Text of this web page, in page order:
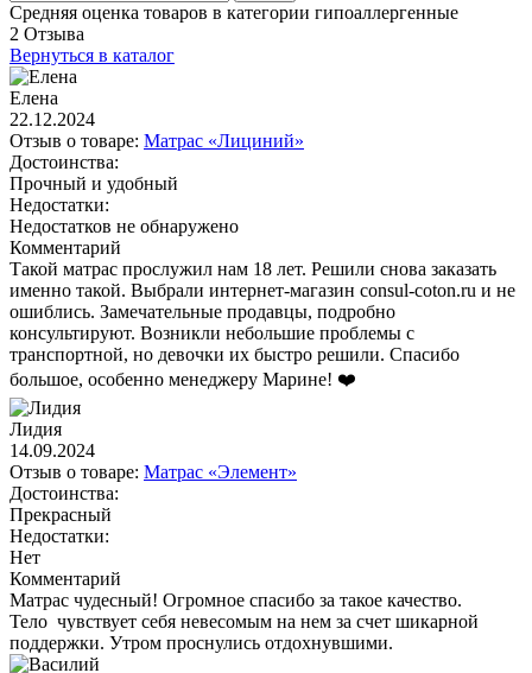
Средняя оценка товаров в категории гипоаллергенные
2 Отзыва
Вернуться в каталог
Елена
22.12.2024
Отзыв о товаре: Матрас «Лициний»
Достоинства:
Прочный и удобный
Недостатки:
Недостатков не обнаружено
Комментарий
Такой матрас прослужил нам 18 лет. Решили снова заказать
именно такой. Выбрали интернет-магазин consul-coton.ru и не
ошиблись. Замечательные продавцы, подробно
консультируют. Возникли небольшие проблемы с
транспортной, но девочки их быстро решили. Спасибо
большое, особенно менеджеру Марине! ❤️
Лидия
14.09.2024
Отзыв о товаре: Матрас «Элемент»
Достоинства:
Прекрасный
Недостатки:
Нет
Комментарий
Матрас чудесный! Огромное спасибо за такое качество.
Тело чувствует себя невесомым на нем за счет шикарной
поддержки. Утром проснулись отдохнувшими.